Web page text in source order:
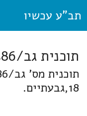
תב"ע עכשיו
תוכנית גב/386 גבעתיים
18,גבעתיים.